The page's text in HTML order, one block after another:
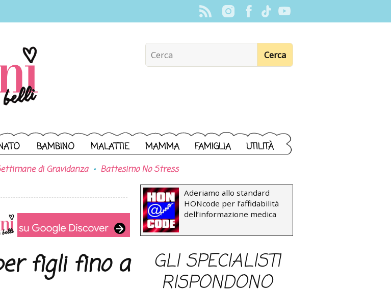
BAMBINO MALATTIE MAMMA FAMIGLIA UTILITÀ
di Gravidanza Battesimo No Stress
figli fino a
Aderiamo allo standard
HONcode per l’affidabilità
dell’informazione medica
GLI SPECIALISTI
RISPONDONO